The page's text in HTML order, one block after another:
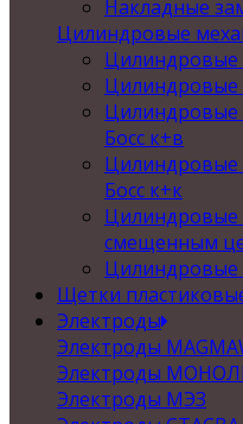
Накладные
Цилиндровые
Цилиндровые
Цилиндровые
Босс к+в
Цилиндровые
Босс к+к
Цилиндровые
смещенным
Щетки
Электроды
Электроды
Электроды
Электроды МЭЗ